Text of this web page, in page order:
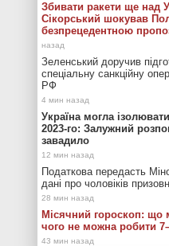
Збивати ракети ще над
Сікорський шокував
безпрецедентною
Зеленський доручив
спеціальну санкційну
РФ
Україна могла
2023-го: Залужний
завадило
Податкова передасть
дані про чоловіків
Місячний гороскоп: що
чого не можна робити